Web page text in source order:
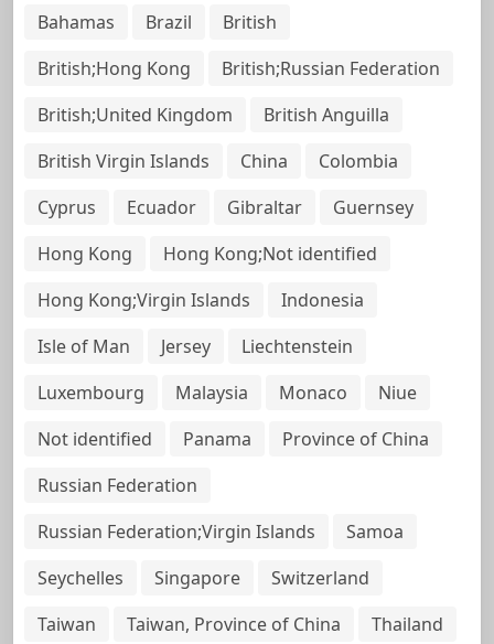
Bahamas Brazil
British
British;Hong Kong
British;Russian Federation
British;United Kingdom
British Anguilla
British Virgin Islands
China
Colombia
Cyprus
Ecuador Gibraltar
Guernsey
Hong Kong
Hong Kong;Not identified
Hong Kong;Virgin Islands
Indonesia
Isle of Man
Jersey
Liechtenstein
Luxembourg
Malaysia Monaco
Niue
Not identified
Panama
Province of China
Russian Federation
Russian Federation;Virgin Islands
Samoa
Seychelles
Singapore
Switzerland
Taiwan
Taiwan, Province of China Thailand